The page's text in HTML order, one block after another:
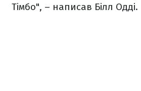
Тімбо", – написав Білл Одді.